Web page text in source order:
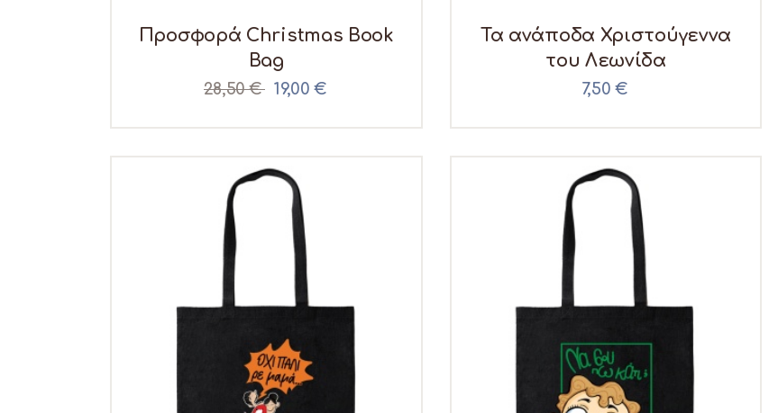
Προσφορά Christmas Book
Bag
28,50€
Original
was:
19,00 €
τιμή
Τα ανάποδα Χριστούγεννα
του Λεωνίδα
7,50 €